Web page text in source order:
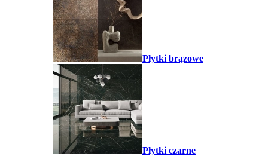
Płytki brązowe
Płytki czarne